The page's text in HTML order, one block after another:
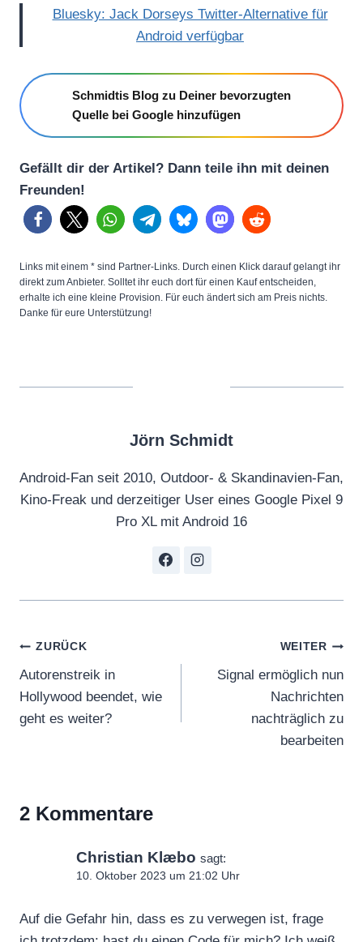
Bluesky: Jack Dorseys Twitter-Alternative für
Android verfügbar
Schmidtis Blog zu Deiner bevorzugten
Quelle bei Google hinzufügen
Gefällt dir der Artikel? Dann teile ihn mit deinen
Freunden!
Links mit einem * sind Partner-Links. Durch einen Klick darauf gelangt ihr
direkt zum Anbieter. Solltet ihr euch dort für einen Kauf entscheiden,
erhalte ich eine kleine Provision. Für euch ändert sich am Preis nichts.
Danke für eure Unterstützung!
Jörn Schmidt
Android-Fan seit 2010, Outdoor- & Skandinavien-Fan,
Kino-Freak und derzeitiger User eines Google Pixel 9
Pro XL mit Android 16
Beitragsnavigation
ZURÜCK
Autorenstreik in
Hollywood beendet, wie
geht es weiter?
WEITER
Signal ermöglich nun
Nachrichten
nachträglich zu
bearbeiten
2 Kommentare
Christian Klæbo sagt:
10. Oktober 2023 um 21:02 Uhr
Auf die Gefahr hin, dass es zu verwegen ist, frage